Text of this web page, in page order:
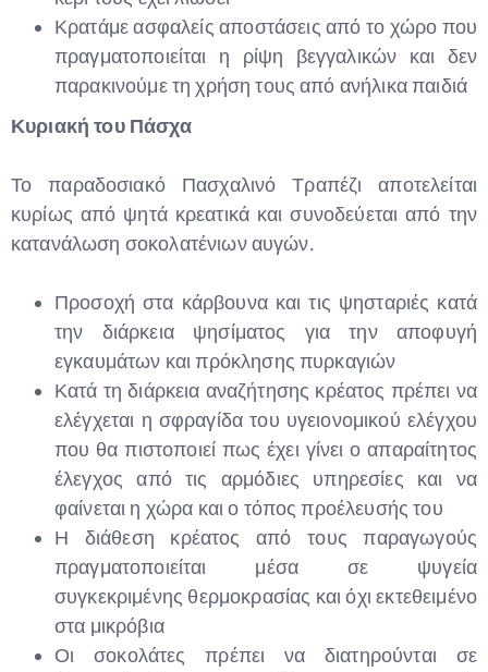
Κρατάμε ασφαλείς αποστάσεις από το χώρο που
πραγματοποιείται η ρίψη βεγγαλικών και δεν
παρακινούμε τη χρήση τους από ανήλικα παιδιά
Κυριακή του Πάσχα
Το παραδοσιακό Πασχαλινό Τραπέζι αποτελείται
κυρίως από ψητά κρεατικά και συνοδεύεται από την
κατανάλωση σοκολατένιων αυγών.
Προσοχή στα κάρβουνα και τις ψησταριές κατά
την διάρκεια ψησίματος για την αποφυγή
εγκαυμάτων και πρόκλησης πυρκαγιών
Κατά τη διάρκεια αναζήτησης κρέατος πρέπει να
ελέγχεται η σφραγίδα του υγειονομικού ελέγχου
που θα πιστοποιεί πως έχει γίνει ο απαραίτητος
έλεγχος από τις αρμόδιες υπηρεσίες και να
φαίνεται η χώρα και ο τόπος προέλευσής του
Η διάθεση κρέατος από τους παραγωγούς
πραγματοποιείται μέσα σε ψυγεία
συγκεκριμένης θερμοκρασίας και όχι εκτεθειμένο
στα μικρόβια
Οι σοκολάτες πρέπει να διατηρούνται σε